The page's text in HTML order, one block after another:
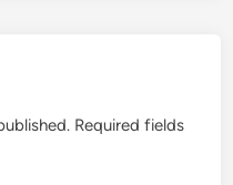
Required fields